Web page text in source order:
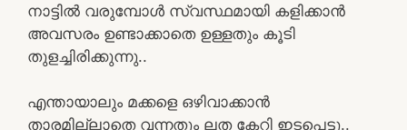
നാട്ടിൽ വരുമ്പോൾ സ്വസ്ഥമായി കളിക്കാൻ
അവസരം ഉണ്ടാക്കാതെ ഉള്ളതും കൂടി
തുളച്ചിരിക്കുന്നു..
എന്തായാലും മക്കളെ ഒഴിവാക്കാൻ
താരമില്ലാതെ വന്നതും ലത കേറി ഇടപെട്ടു..